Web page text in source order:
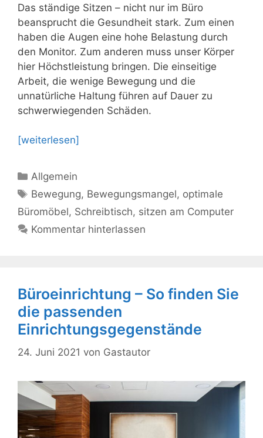
Das ständige Sitzen – nicht nur im Büro
beansprucht die Gesundheit stark. Zum einen
haben die Augen eine hohe Belastung durch
den Monitor. Zum anderen muss unser Körper
hier Höchstleistung bringen. Die einseitige
Arbeit, die wenige Bewegung und die
unnatürliche Haltung führen auf Dauer zu
schwerwiegenden Schäden.
[weiterlesen]
Kategorien
Allgemein
Schlagwörter
Bewegung, Bewegungsmangel, optimale
Büromöbel, Schreibtisch, sitzen am Computer
Kommentar hinterlassen
Büroeinrichtung – So finden Sie
die passenden
Einrichtungsgegenstände
24. Juni 2021 von Gastautor